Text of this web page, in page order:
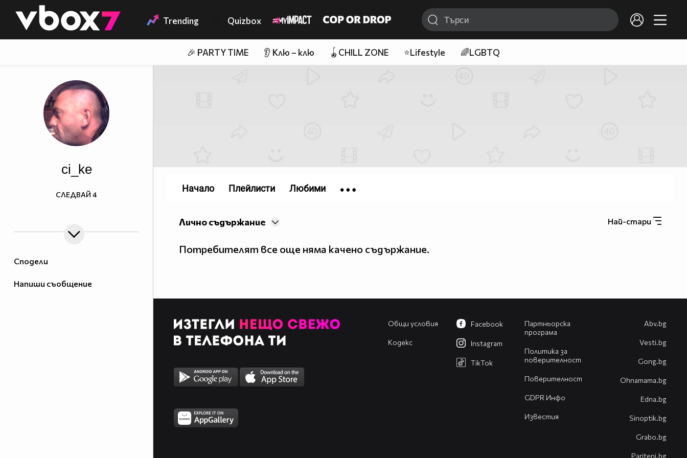
👾 Trending Quizbox
🎉 PARTY TIME 👂 Клю – клю 🪀CHILL ZONE ⭐Lifestyle 🌈LGBTQ
Сподели
Напиши съобщение
ci_ke
СЛЕДВАЙ 4
Най-стари
Лично съдържание
Потребителят все още няма качено съдържание.
Начало Плейлисти Любими
Общи условия
Кодекс
Партньорска
програма
Политика за
поверителност
Поверителност
GDPR Инфо
Известия
Facebook
Instagram
TikTok
Abv.bg
Vesti.bg
Gong.bg
Оhnamama.bg
Edna.bg
Sinoptik.bg
Grabo.bg
Pariteni.bg